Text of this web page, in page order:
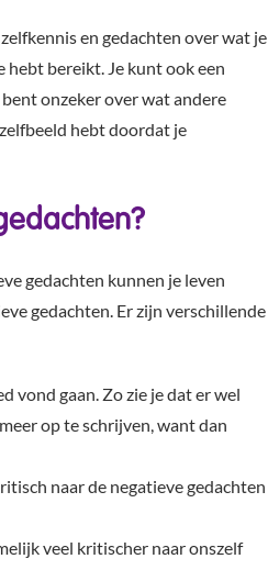
en gedachten over wat je
bereikt. Je kunt ook een
onzeker over wat andere
hebt doordat je
gedachten kunnen je leven
gedachten. Er zijn verschillende
vond gaan. Zo zie je dat er wel
op te schrijven, want dan
naar de negatieve gedachten
veel kritischer naar onszelf